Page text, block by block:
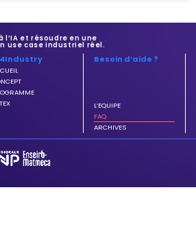
l’IA et résoudre en une
use case industriel réel.
Besoin d’aide ?
L’EQUIPE
FAQ
ARCHIVES